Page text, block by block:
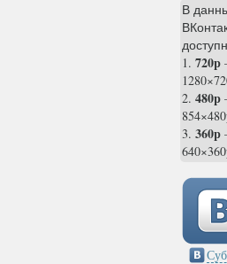
В
1. 720p
2. 480p
3. 360p